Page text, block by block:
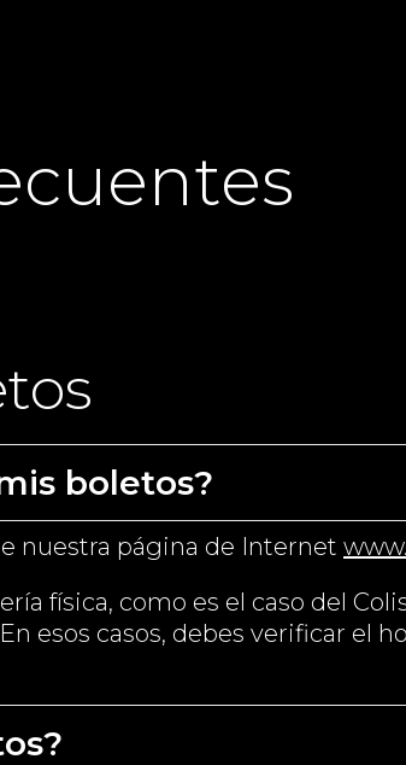
boletos?
nuestra página de Internet
física, como es el caso del
esos casos, debes verificar el